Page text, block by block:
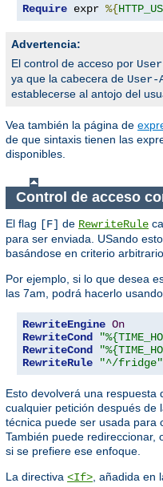
Require expr %{
Advertencia:
El control de acceso por
ya que la cabecera de User-
establecerse al antojo del
Vea también la página de
de que sintaxis tienen las
disponibles.
Control de acceso
El flag [F] de RewriteRule
para ser enviada. USando
basándose en criterio arbitrario.
Por ejemplo, si lo que desea
las 7am, podrá hacerlo usando
RewriteEngine On
RewriteCond
RewriteCond
RewriteRule
"^/fridge"
Esto devolverá una respuesta
cualquier petición después de
técnica puede ser usada para
También puede redireccionar,
si se prefiere ese enfoque.
La directiva <If> , añadida